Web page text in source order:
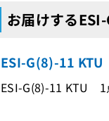
お届けする
ESI-G(8)-11 KTU
ESI-G(8)-11 KTU 1